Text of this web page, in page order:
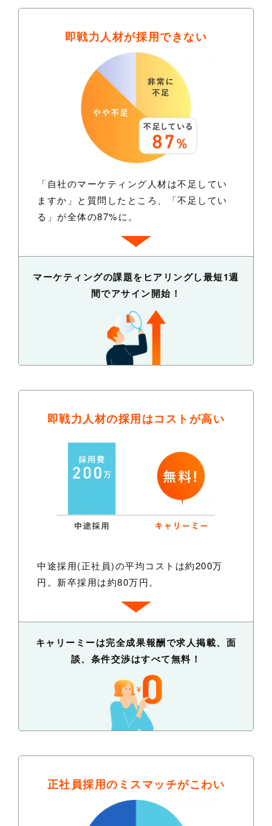
即戦力人材が採用できない
「自社のマーケティング人材は不足してい
ますか」と質問したところ、「不足してい
る」が全体の87%に。
マーケティングの課題をヒアリングし最短1週
間でアサイン開始！
即戦力人材の採用はコストが高い
中途採用(正社員)の平均コストは約200万
円。新卒採用は約80万円。
キャリーミーは完全成果報酬で求人掲載、面
談、条件交渉はすべて無料！
正社員採用の ミスマッチがこわい